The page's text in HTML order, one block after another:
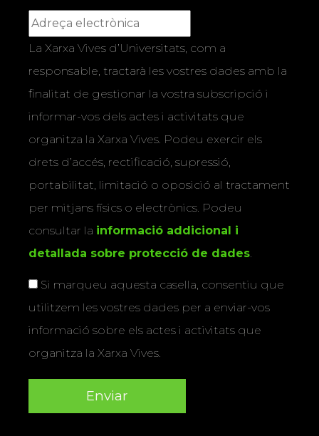
La Xarxa Vives d’Universitats, com a
responsable, tractarà les vostres dades amb la
finalitat de gestionar la vostra subscripció i
informar-vos dels actes i activitats que
organitza la Xarxa Vives. Podeu exercir els
drets d’accés, rectificació, supressió,
portabilitat, limitació o oposició al tractament
per mitjans físics o electrònics. Podeu
consultar la informació addicional i
detallada sobre protecció de dades.
Si marqueu aquesta casella, consentiu que
utilitzem les vostres dades per a enviar-vos
informació sobre els actes i activitats que
organitza la Xarxa Vives.